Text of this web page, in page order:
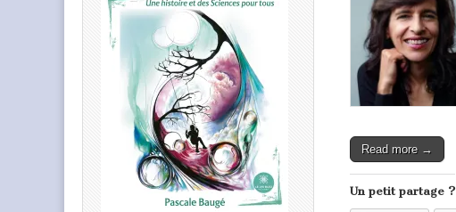
Read more →
Un petit partage ?